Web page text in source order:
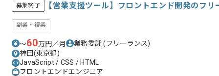
募集終了 【営業支援ツール】フロントエンド開発のフ
副業・複業
〜60万円／月 業務委託(フリーランス)
神田(東京都)
JavaScript / CSS / HTML
フロントエンドエンジニア